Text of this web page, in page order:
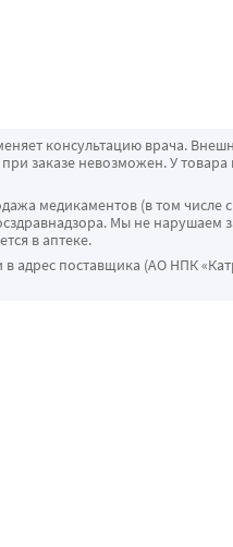
консультацию врача.
заказе невозможен. У
медикаментов (в том числе с
Мы не нарушаем
в аптеке.
адрес поставщика (АО НПК